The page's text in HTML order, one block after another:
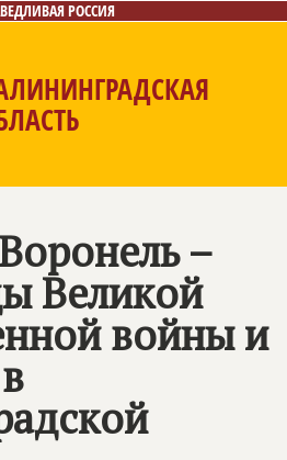
РОССИЯ
Контакты
–
Великой
войны и